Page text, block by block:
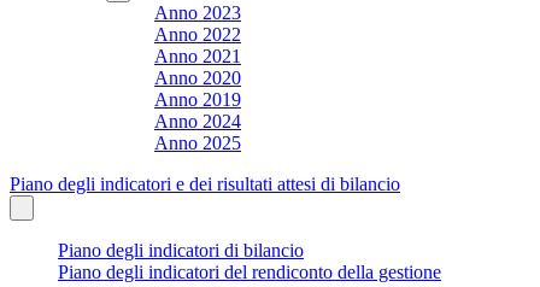
Anno 2023
Anno 2022
Anno 2021
Anno 2020
Anno 2019
Anno 2024
Anno 2025
Piano degli indicatori e dei risultati attesi di bilancio
Piano degli indicatori di bilancio
Piano degli indicatori del rendiconto della gestione